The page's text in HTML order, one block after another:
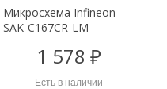
Микросхема Infineon
SAK-C167CR-LM
1 578 ₽
Есть в наличии